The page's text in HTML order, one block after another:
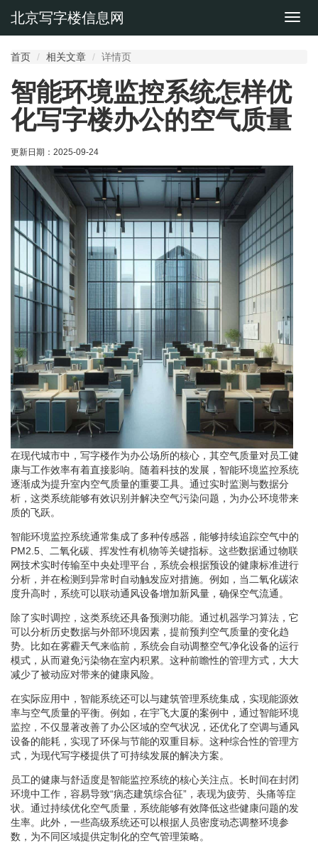
切
北京写字楼信息网
首页 相关文章 详情页
智能环境监控系统怎样优
化写字楼办公的空气质量
更新日期： 2025-09-24
在现代城市中，写字楼作为办公场所的核心，其空气质量对员工健
康与工作效率有着直接影响。随着科技的发展，智能环境监控系统
逐渐成为提升室内空气质量的重要工具。通过实时监测与数据分
析，这类系统能够有效识别并解决空气污染问题，为办公环境带来
质的飞跃。
智能环境监控系统通常集成了多种传感器，能够持续追踪空气中的
PM2.5、二氧化碳、挥发性有机物等关键指标。这些数据通过物联
网技术实时传输至中央处理平台，系统会根据预设的健康标准进行
分析，并在检测到异常时自动触发应对措施。例如，当二氧化碳浓
度升高时，系统可以联动通风设备增加新风量，确保空气流通。
除了实时调控，这类系统还具备预测功能。通过机器学习算法，它
可以分析历史数据与外部环境因素，提前预判空气质量的变化趋
势。比如在雾霾天气来临前，系统会自动调整空气净化设备的运行
模式，从而避免污染物在室内积累。这种前瞻性的管理方式，大大
减少了被动应对带来的健康风险。
在实际应用中，智能系统还可以与建筑管理系统集成，实现能源效
率与空气质量的平衡。例如，在宇飞大厦的案例中，通过智能环境
监控，不仅显著改善了办公区域的空气状况，还优化了空调与通风
设备的能耗，实现了环保与节能的双重目标。这种综合性的管理方
式，为现代写字楼提供了可持续发展的解决方案。
员工的健康与舒适度是智能监控系统的核心关注点。长时间在封闭
环境中工作，容易导致“病态建筑综合征”，表现为疲劳、头痛等症
状。通过持续优化空气质量，系统能够有效降低这些健康问题的发
生率。此外，一些高级系统还可以根据人员密度动态调整环境参
数，为不同区域提供定制化的空气管理策略。